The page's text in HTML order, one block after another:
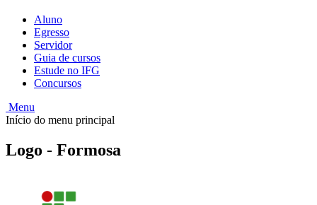
Aluno
Egresso
Servidor
Guia de cursos
Estude no IFG
Concursos
Menu
Início do menu principal
Logo - Formosa